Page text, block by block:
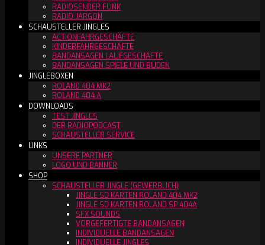
RADIOSENDER FUNK
RADIO JARGON
SCHAUSTELLER JINGLES
ACTIONFAHRGESCHÄFTE
KINDERFAHRGESCHÄFTE
BANDANSAGEN LAUFGESCHÄFTE
BANDANSAGEN SPIELE UND BUDEN
JINGLEBOXEN
ROLAND 404 MK2
ROLAND 404 A
DOWNLOADS
TEST JINGLES
DER RADIOPODCAST
SCHAUSTELLER SERVICE
LINKS
UNSERE PARTNER
LOGO UND BANNER
SHOP
SCHAUSTELLER JINGLE (GEWERBLICH)
JINGLE SD KARTEN ROLAND 404 MK2
JINGLE SD KARTEN ROLAND SP 404A
SFX SOUNDS
VORGEFERTIGTE BANDANSAGEN
INDIVIDUELLE BANDANSAGEN
INDIVIDUELLE JINGLES